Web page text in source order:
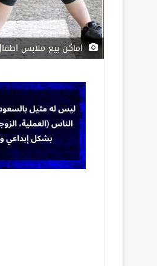
اماكن بيع ملابس